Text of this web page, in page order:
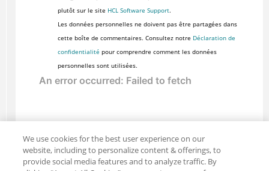
plutôt sur le site HCL Software Support.
Les données personnelles ne doivent pas être partagées dans
cette boîte de commentaires. Consultez notre Déclaration de
confidentialité pour comprendre comment les données
personnelles sont utilisées.
We use cookies for the best user experience on our
website, including to personalize content & offerings, to
provide social media features and to analyze traffic. By